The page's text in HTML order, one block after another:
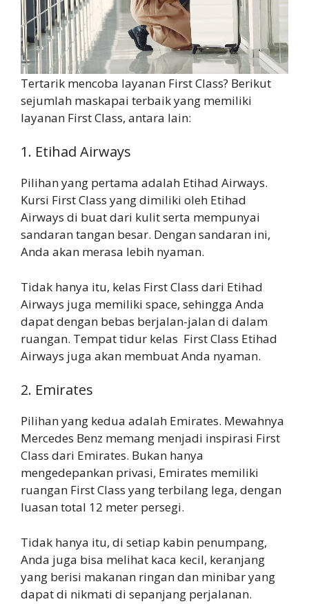
Tertarik mencoba layanan First Class? Berikut
sejumlah maskapai terbaik yang memiliki
layanan First Class, antara lain:
1. Etihad Airways
Pilihan yang pertama adalah Etihad Airways.
Kursi First Class yang dimiliki oleh Etihad
Airways di buat dari kulit serta mempunyai
sandaran tangan besar. Dengan sandaran ini,
Anda akan merasa lebih nyaman.
Tidak hanya itu, kelas First Class dari Etihad
Airways juga memiliki space, sehingga Anda
dapat dengan bebas berjalan-jalan di dalam
ruangan. Tempat tidur kelas First Class Etihad
Airways juga akan membuat Anda nyaman.
2. Emirates
Pilihan yang kedua adalah Emirates. Mewahnya
Mercedes Benz memang menjadi inspirasi First
Class dari Emirates. Bukan hanya
mengedepankan privasi, Emirates memiliki
ruangan First Class yang terbilang lega, dengan
luasan total 12 meter persegi.
Tidak hanya itu, di setiap kabin penumpang,
Anda juga bisa melihat kaca kecil, keranjang
yang berisi makanan ringan dan minibar yang
dapat di nikmati di sepanjang perjalanan.